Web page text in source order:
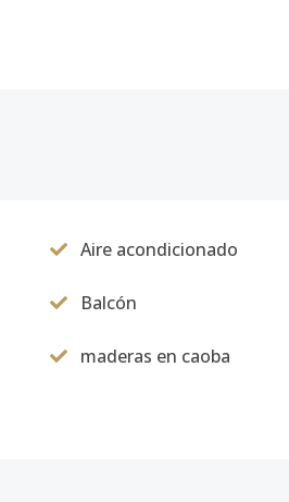
Aire acondicionado
Balcón
maderas en caoba